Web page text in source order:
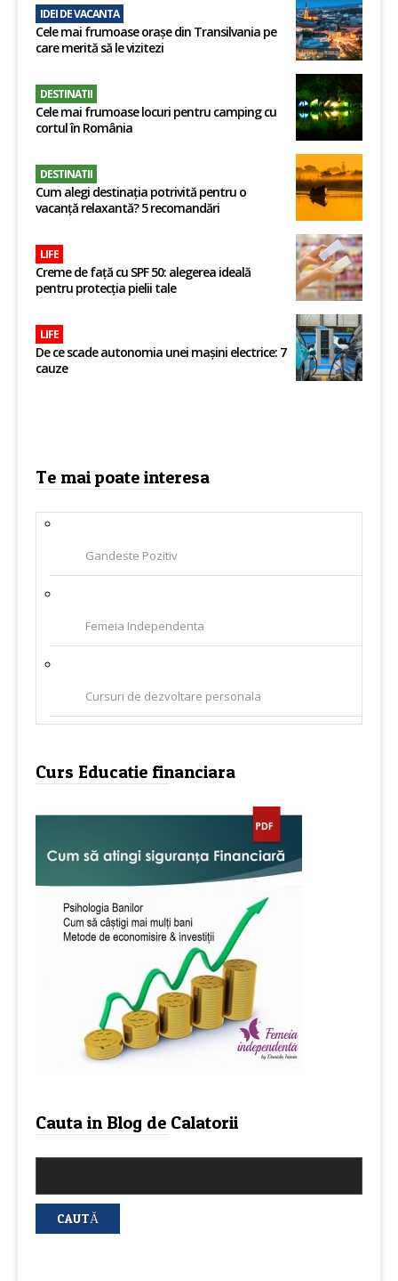
IDEI DE VACANTA
Cele mai frumoase orașe din Transilvania pe
care merită să le vizitezi
DESTINATII
Cele mai frumoase locuri pentru camping cu
cortul în România
DESTINATII
Cum alegi destinația potrivită pentru o
vacanță relaxantă? 5 recomandări
LIFE
Creme de față cu SPF 50: alegerea ideală
pentru protecția pielii tale
LIFE
De ce scade autonomia unei mașini electrice: 7
cauze
Te mai poate interesa
Gandeste Pozitiv
Femeia Independenta
Cursuri de dezvoltare personala
Curs Educatie financiara
Cauta in Blog de Calatorii